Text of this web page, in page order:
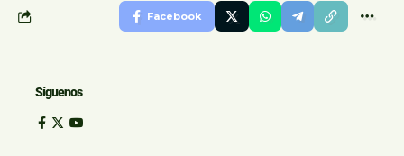
Facebook
Síguenos